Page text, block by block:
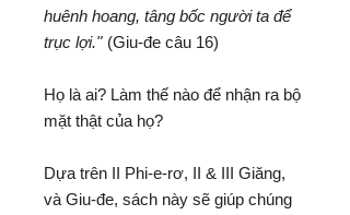
huênh hoang, tâng bốc người ta để
trục lợi." (Giu-đe câu 16)
Họ là ai? Làm thế nào để nhận ra bộ
mặt thật của họ?
Dựa trên II Phi-e-rơ, II & III Giăng,
và Giu-đe, sách này sẽ giúp chúng